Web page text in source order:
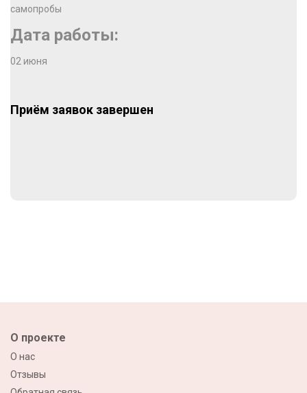
самопробы
Дата работы:
02 июня
Приём заявок завершен
О проекте
О нас
Отзывы